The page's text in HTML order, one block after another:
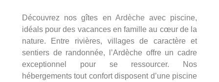
Découvrez nos gîtes en Ardèche avec piscine,
idéals pour des vacances en famille au cœur de la
nature. Entre rivières, villages de caractère et
sentiers de randonnée, l’Ardèche offre un cadre
exceptionnel pour se ressourcer. Nos
hébergements tout confort disposent d’une piscine